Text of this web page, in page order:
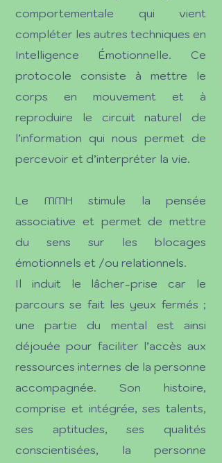
comportementale qui vient
compléter les autres techniques en
Intelligence Émotionnelle. Ce
protocole consiste à mettre le
corps en mouvement et à
reproduire le circuit naturel de
l’information qui nous permet de
percevoir et d’interpréter la vie.
Le MMH stimule la pensée
associative et permet de mettre
du sens sur les blocages
émotionnels et /ou relationnels.
Il induit le lâcher-prise car le
parcours se fait les yeux fermés ;
une partie du mental est ainsi
déjouée pour faciliter l’accès aux
ressources internes de la personne
accompagnée. Son histoire,
comprise et intégrée, ses talents,
ses aptitudes, ses qualités
conscientisées, la personne